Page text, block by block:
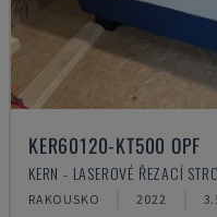
KER60120-KT500 OPF
KERN - LASEROVÉ ŘEZACÍ
RAKOUSKO 2022